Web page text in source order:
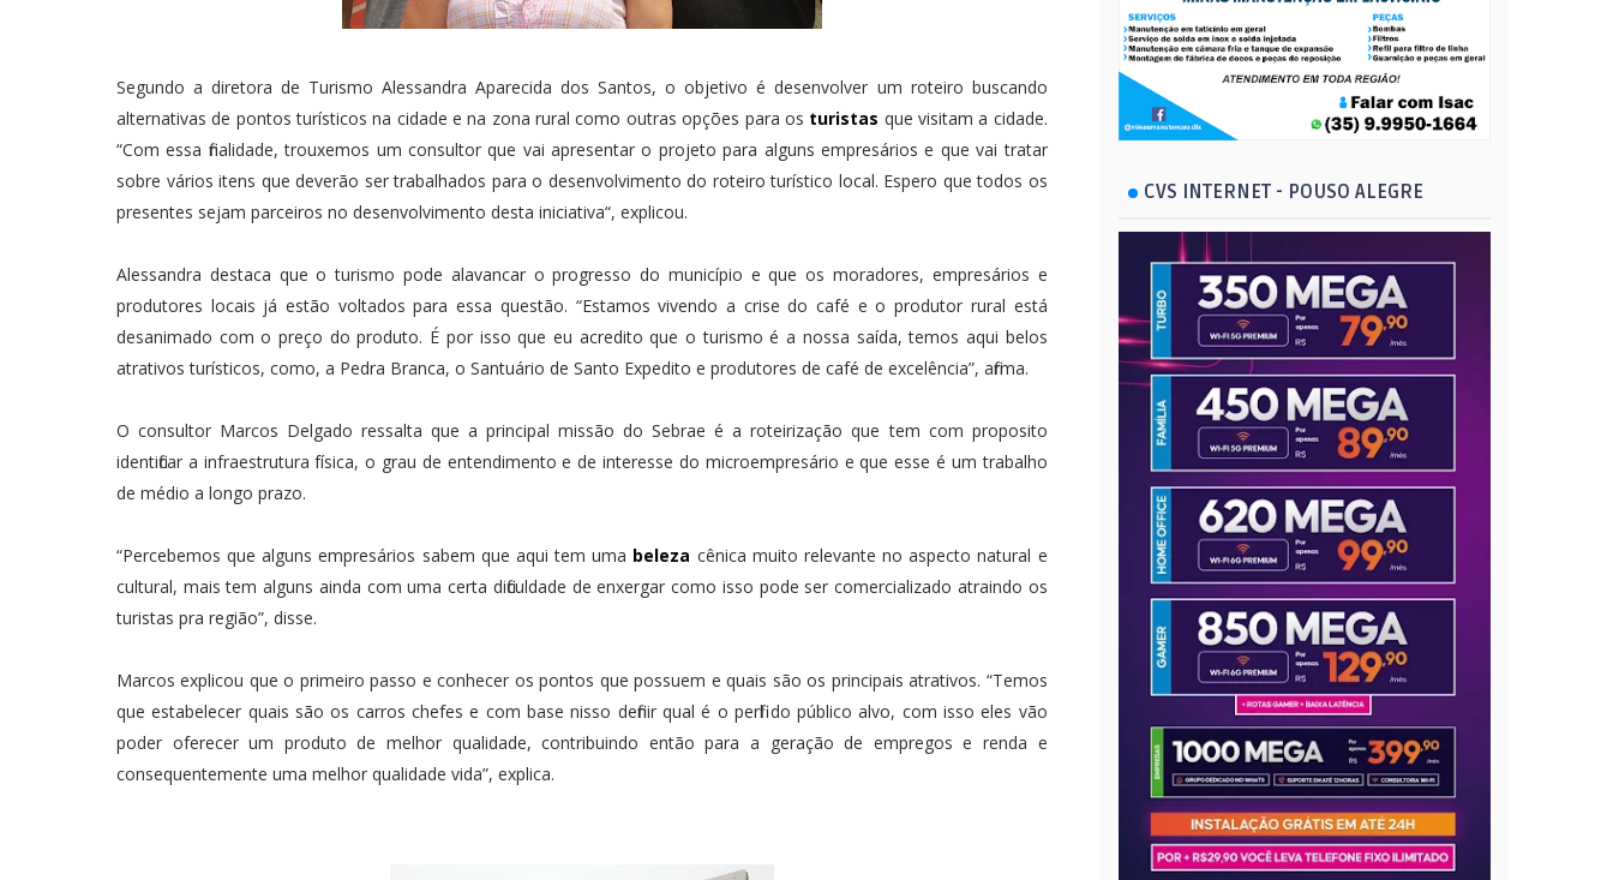
Segundo a diretora de Turismo Alessandra Aparecida dos Santos, o objetivo é desenvolver um roteiro buscando
alternativas de pontos turísticos na cidade e na zona rural como outras opções para os turistas que visitam a cidade.
“Com essa finalidade, trouxemos um consultor que vai apresentar o projeto para alguns empresários e que vai tratar
sobre vários itens que deverão ser trabalhados para o desenvolvimento do roteiro turístico local. Espero que todos os
presentes sejam parceiros no desenvolvimento desta iniciativa“, explicou.
Alessandra destaca que o turismo pode alavancar o progresso do município e que os moradores, empresários e
produtores locais já estão voltados para essa questão. “Estamos vivendo a crise do café e o produtor rural está
desanimado com o preço do produto. É por isso que eu acredito que o turismo é a nossa saída, temos aqui belos
atrativos turísticos, como, a Pedra Branca, o Santuário de Santo Expedito e produtores de café de excelência”, afirma.
O consultor Marcos Delgado ressalta que a principal missão do Sebrae é a roteirização que tem com proposito
identificar a infraestrutura física, o grau de entendimento e de interesse do microempresário e que esse é um trabalho
de médio a longo prazo.
“Percebemos que alguns empresários sabem que aqui tem uma beleza cênica muito relevante no aspecto natural e
cultural, mais tem alguns ainda com uma certa dificuldade de enxergar como isso pode ser comercializado atraindo os
turistas pra região”, disse.
Marcos explicou que o primeiro passo e conhecer os pontos que possuem e quais são os principais atrativos. “Temos
que estabelecer quais são os carros chefes e com base nisso definir qual é o perfil do público alvo, com isso eles vão
poder oferecer um produto de melhor qualidade, contribuindo então para a geração de empregos e renda e
consequentemente uma melhor qualidade vida”, explica.
CVS INTERNET - POUSO ALEGRE